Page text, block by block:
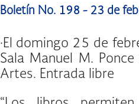
Boletín No. 198 - 23 de
·El domingo 25 de
Sala Manuel M.
Artes. Entrada libre